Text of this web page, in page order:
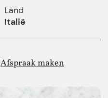
Land
Italië
Afspraak maken